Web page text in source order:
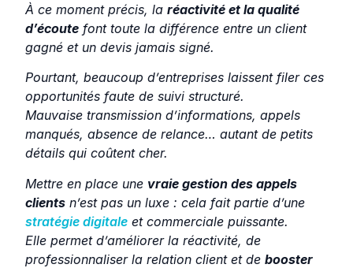
À ce moment précis, la réactivité et la qualité
d’écoute font toute la différence entre un client
gagné et un devis jamais signé.
Pourtant, beaucoup d’entreprises laissent filer ces
opportunités faute de suivi structuré.
Mauvaise transmission d’informations, appels
manqués, absence de relance… autant de petits
détails qui coûtent cher.
Mettre en place une vraie gestion des appels
clients n’est pas un luxe : cela fait partie d’une
stratégie digitale et commerciale puissante.
Elle permet d’améliorer la réactivité, de
professionnaliser la relation client et de booster